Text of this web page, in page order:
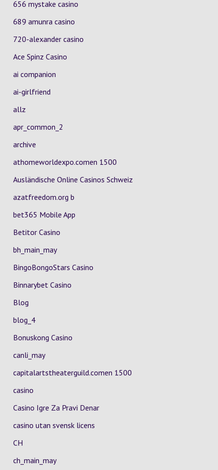
656 mystake casino
689 amunra casino
720-alexander casino
Ace Spinz Casino
ai companion
ai-girlfriend
allz
apr_common_2
archive
athomeworldexpo.comen 1500
Ausländische Online Casinos Schweiz
azatfreedom.org b
bet365 Mobile App
Betitor Casino
bh_main_may
BingoBongoStars Casino
Binnarybet Casino
Blog
blog_4
Bonuskong Casino
canli_may
capitalartstheaterguild.comen 1500
casino
Casino Igre Za Pravi Denar
casino utan svensk licens
CH
ch_main_may